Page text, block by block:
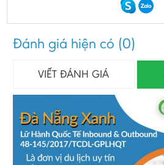
Đánh giá hiện có (0)
VIẾT ĐÁNH GIÁ